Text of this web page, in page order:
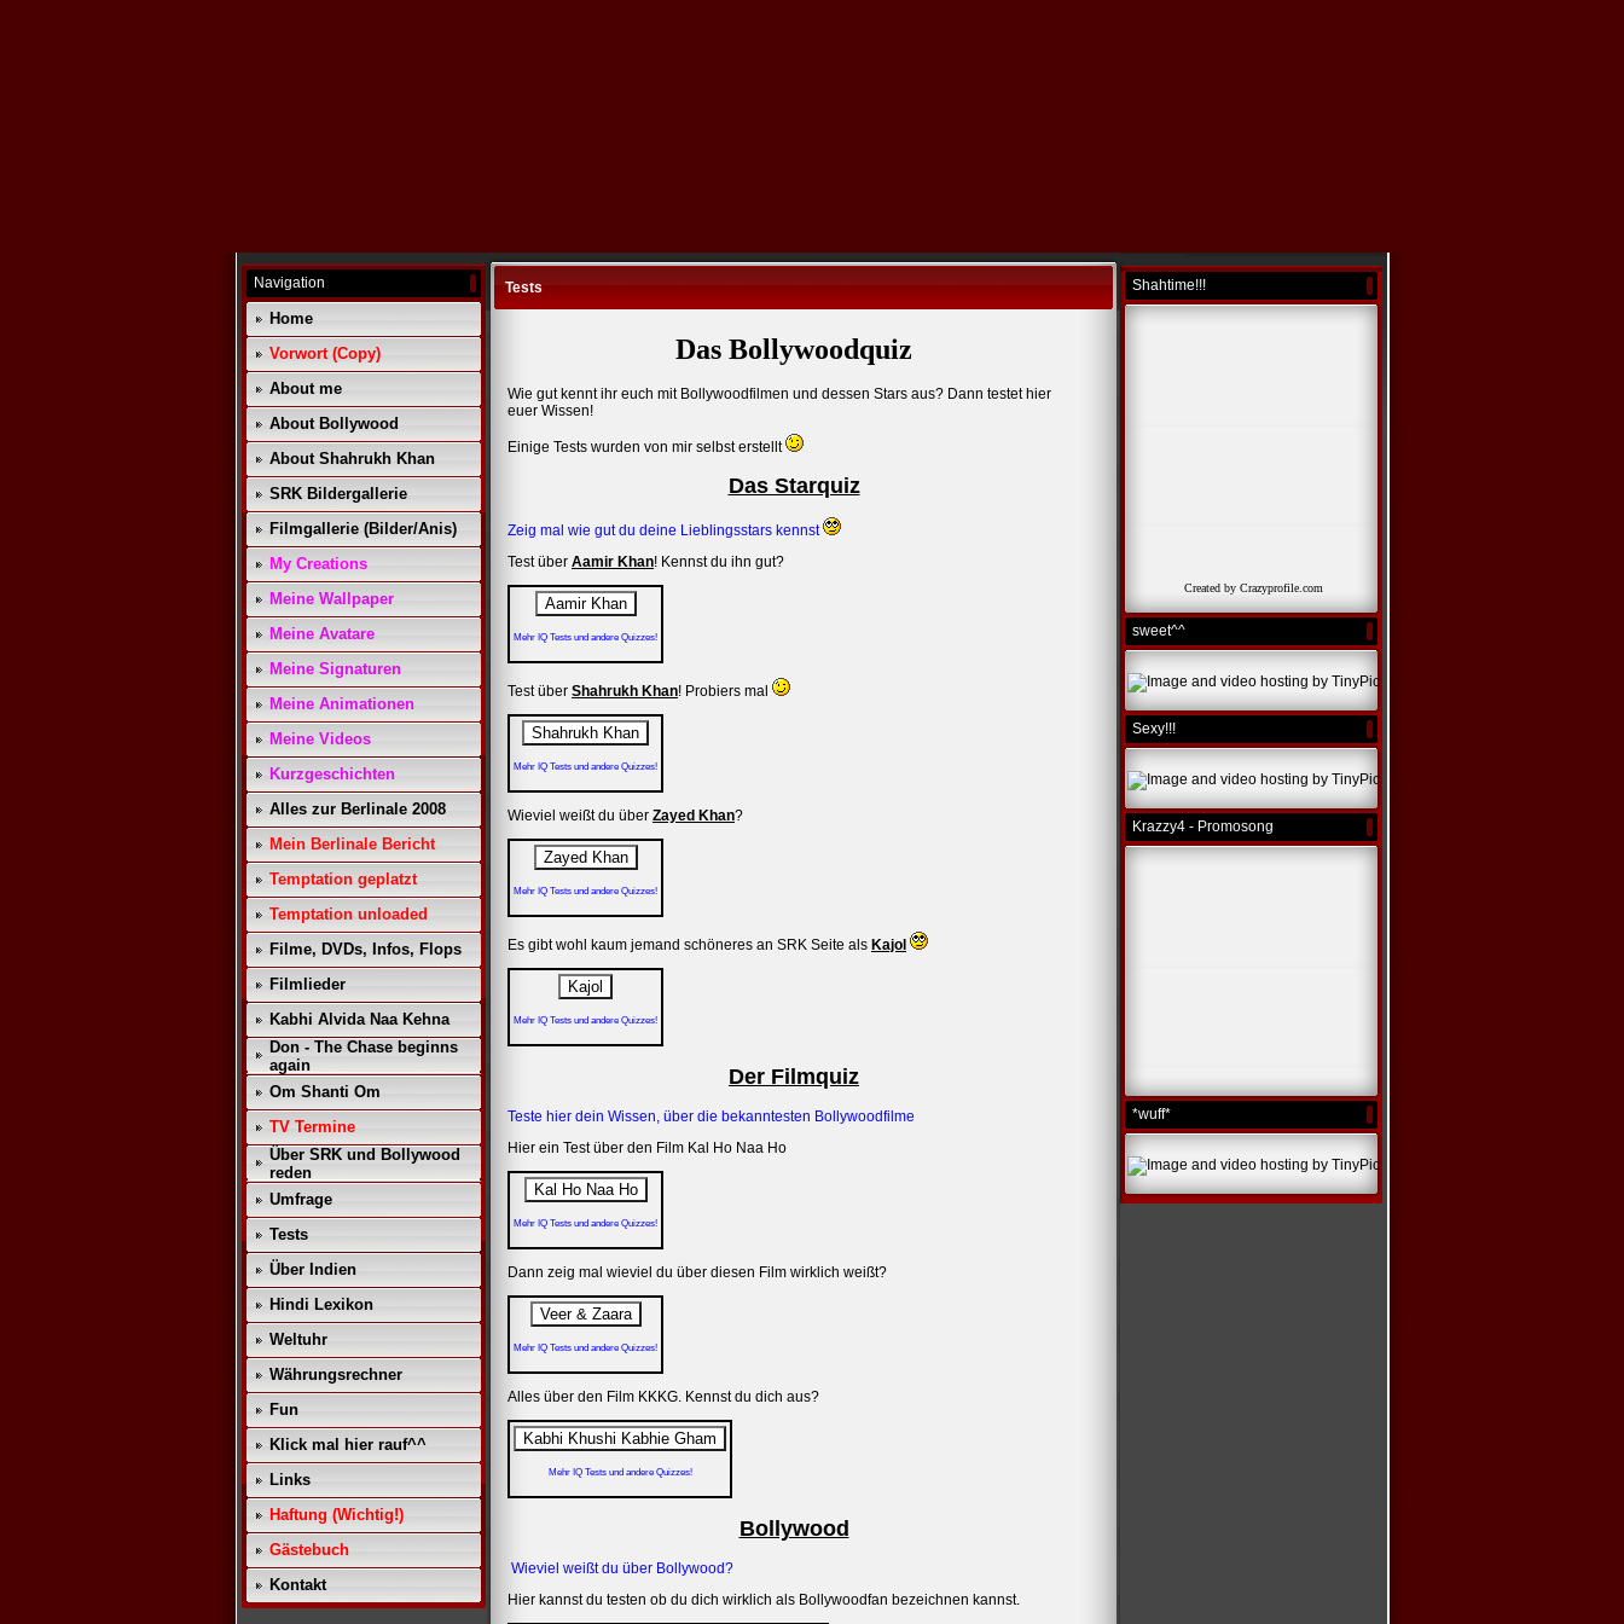
Navigation
Home
Vorwort (Copy)
About me
About Bollywood
About Shahrukh Khan
SRK Bildergallerie
Filmgallerie (Bilder/Anis)
My Creations
Meine Wallpaper
Meine Avatare
Meine Signaturen
Meine Animationen
Meine Videos
Kurzgeschichten
Alles zur Berlinale 2008
Mein Berlinale Bericht
Temptation geplatzt
Temptation unloaded
Filme, DVDs, Infos, Flops
Filmlieder
Kabhi Alvida Naa Kehna
Don - The Chase beginns
again
Om Shanti Om
TV Termine
Über SRK und Bollywood
reden
Umfrage
Tests
Über Indien
Hindi Lexikon
Weltuhr
Währungsrechner
Fun
Klick mal hier rauf^^
Links
Haftung (Wichtig!)
Gästebuch
Kontakt
Tests
Das Bollywoodquiz
Wie gut kennt ihr euch mit Bollywoodfilmen und dessen Stars aus? Dann testet hier
euer Wissen!
Einige Tests wurden von mir selbst erstellt
Das Starquiz
Zeig mal wie gut du deine Lieblingsstars kennst
Test über Aamir Khan! Kennst du ihn gut?
Mehr IQ Tests und andere Quizzes!
Test über Shahrukh Khan! Probiers mal
Mehr IQ Tests und andere Quizzes!
Wieviel weißt du über Zayed Khan?
Mehr IQ Tests und andere Quizzes!
Es gibt wohl kaum jemand schöneres an SRK Seite als Kajol
Mehr IQ Tests und andere Quizzes!
Der Filmquiz
Teste hier dein Wissen, über die bekanntesten Bollywoodfilme
Hier ein Test über den Film Kal Ho Naa Ho
Mehr IQ Tests und andere Quizzes!
Dann zeig mal wieviel du über diesen Film wirklich weißt?
Mehr IQ Tests und andere Quizzes!
Alles über den Film KKKG. Kennst du dich aus?
Mehr IQ Tests und andere Quizzes!
Bollywood
Wieviel weißt du über Bollywood?
Hier kannst du testen ob du dich wirklich als Bollywoodfan bezeichnen kannst.
Shahtime!!!
Created by Crazyprofile.com
sweet^^
Sexy!!!
Krazzy4 - Promosong
*wuff*